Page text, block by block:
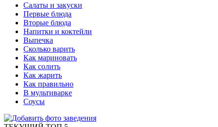
Салаты и закуски
Первые блюда
Вторые блюда
Напитки и коктейли
Выпечка
Сколько варить
Как мариновать
Как солить
Как жарить
Как правильно
В мультиварке
Соусы